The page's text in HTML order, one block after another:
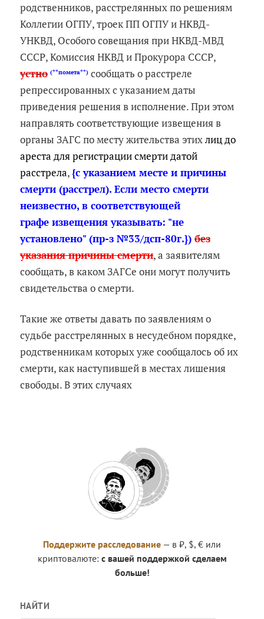
родственников, расстрелянных по решениям
Коллегии ОГПУ, троек ПП ОГПУ и НКВД-
УНКВД, Особого совещания при НКВД-МВД
СССР, Комиссия НКВД и Прокурора СССР,
устно (**помета**) сообщать о расстреле
репрессированных с указанием даты
приведения решения в исполнение. При этом
направлять соответствующие извещения в
органы ЗАГС по месту жительства этихлиц до
ареста для регистрации смерти датой
расстрела,{с указанием месте и причины
смерти (расстрел). Если место смерти
неизвестно, в соответствующей
графе извещения указывать: "не
установлено" (пр-з №33/дсп-80г.}) без
указания причины смерти, а заявителям
сообщать, в каком ЗАГСе они могут получить
свидетельства о смерти.
Такие же ответы давать по заявлениям о
судьбе расстрелянных в несудебном порядке,
родственникам которых уже сообщалось об их
смерти, как наступившей в местах лишения
свободы. В этих случаях
Поддержите расследование — в ₽, $, € или
криптовалюте: с вашей поддержкой сделаем
больше!
НАЙТИ